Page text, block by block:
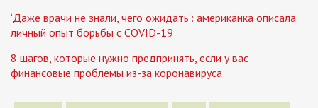
‘Даже врачи не знали, чего ожидать’: американка описала
личный опыт борьбы с COVID-19
8 шагов, которые нужно предпринять, если у вас
финансовые проблемы из-за коронавируса